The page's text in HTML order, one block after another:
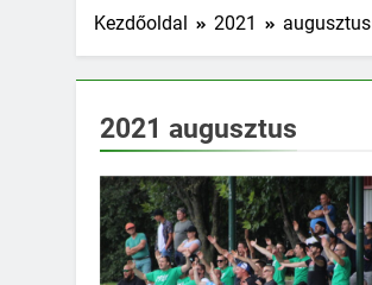
Kezdőoldal 2021 augusztus
2021 augusztus